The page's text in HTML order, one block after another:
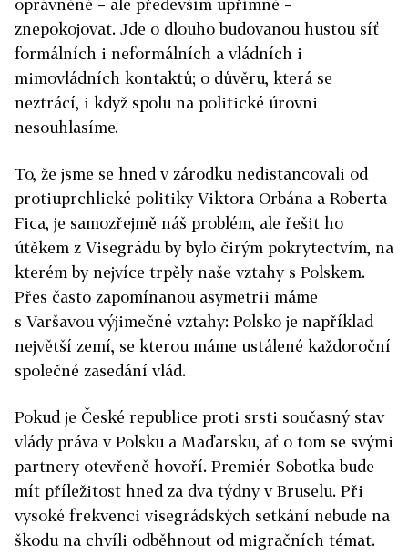
oprávněně – ale především upřímně –
znepokojovat. Jde o dlouho budovanou hustou síť
formálních i neformálních a vládních i
mimovládních kontaktů; o důvěru, která se
neztrácí, i když spolu na politické úrovni
nesouhlasíme.
To, že jsme se hned v zárodku nedistancovali od
protiuprchlické politiky Viktora Orbána a Roberta
Fica, je samozřejmě náš problém, ale řešit ho
útěkem z Visegrádu by bylo čirým pokrytectvím, na
kterém by nejvíce trpěly naše vztahy s Polskem.
Přes často zapomínanou asymetrii máme
s Varšavou výjimečné vztahy: Polsko je například
největší zemí, se kterou máme ustálené každoroční
společné zasedání vlád.
Pokud je České republice proti srsti současný stav
vlády práva v Polsku a Maďarsku, ať o tom se svými
partnery otevřeně hovoří. Premiér Sobotka bude
mít příležitost hned za dva týdny v Bruselu. Při
vysoké frekvenci visegrádských setkání nebude na
škodu na chvíli odběhnout od migračních témat.